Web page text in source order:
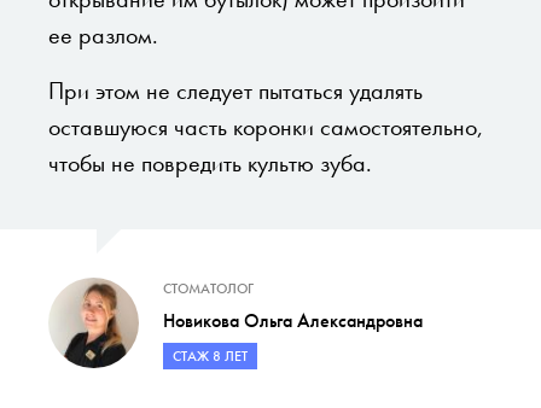
ее разлом.
При этом не следует пытаться удалять
оставшуюся часть коронки самостоятельно,
чтобы не повредить культю зуба.
СТОМАТОЛОГ
Новикова Ольга Александровна
СТАЖ 8 ЛЕТ